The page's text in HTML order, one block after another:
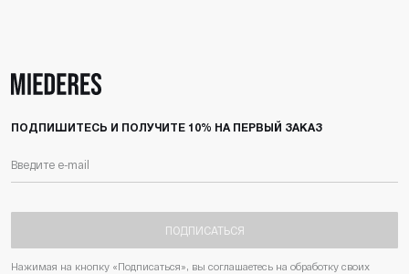
ПОДПИШИТЕСЬ И ПОЛУЧИТЕ 10% НА ПЕРВЫЙ ЗАКАЗ
ПОДПИСАТЬСЯ
Нажимая на кнопку «Подписаться», вы соглашаетесь на обработку своих